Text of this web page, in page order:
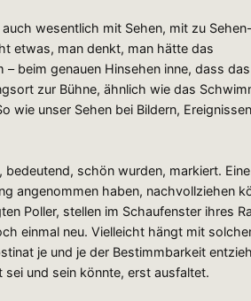
wesentlich mit Sehen, mit zu
etwas, man denkt, man hätte das
beim genauen Hinsehen inne, dass
zur Bühne, ähnlich wie das
wie unser Sehen bei Bildern,
schön wurden, markiert.
angenommen haben, nachvollziehen
Poller, stellen im Schaufenster ihres
einmal neu. Vielleicht hängt mit
je und je der Bestimmbarkeit
sei und sein könnte, erst ausfaltet.